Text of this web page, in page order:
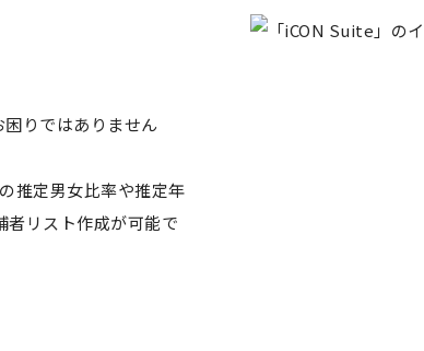
りではありません
推定男女比率や推定年
者リスト作成が可能で